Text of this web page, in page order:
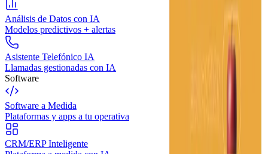
Análisis de Datos con IA
Modelos predictivos + alertas
Asistente Telefónico IA
Llamadas gestionadas con IA
Software
Software a Medida
Plataformas y apps a tu operativa
CRM/ERP Inteligente